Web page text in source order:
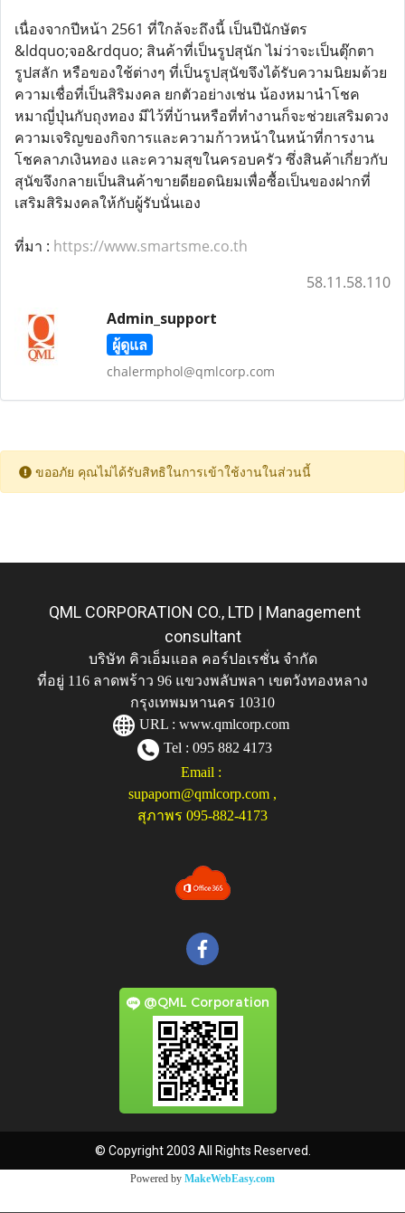
เนื่องจากปีหน้า 2561 ที่ใกล้จะถึงนี้ เป็นปีนักษัตร
&ldquo;จอ&rdquo; สินค้าที่เป็นรูปสุนัก ไม่ว่าจะเป็นตุ๊กตา
รูปสลัก หรือของใช้ต่างๆ ที่เป็นรูปสุนัขจึงได้รับความนิยมด้วย
ความเชื่อที่เป็นสิริมงคล ยกตัวอย่างเช่น น้องหมานำโชค
หมาญี่ปุ่นกับถุงทอง มีไว้ที่บ้านหรือที่ทำงานก็จะช่วยเสริมดวง
ความเจริญของกิจการและความก้าวหน้าในหน้าที่การงาน
โชคลาภเงินทอง และความสุขในครอบครัว ซึ่งสินค้าเกี่ยวกับ
สุนัขจึงกลายเป็นสินค้าขายดียอดนิยมเพื่อซื้อเป็นของฝากที่
เสริมสิริมงคลให้กับผู้รับนั่นเอง
ที่มา : https://www.smartsme.co.th
58.11.58.110
Admin_support
ผู้ดูแล
chalermphol@qmlcorp.com
ขออภัย คุณไม่ได้รับสิทธิในการเข้าใช้งานในส่วนนี้
QML CORPORATION CO., LTD | Management
consultant
บริษัท คิวเอ็มแอล คอร์ปอเรชั่น จำกัด
ที่อยู่ 116 ลาดพร้าว 96 แขวงพลับพลา เขตวังทองหลาง
กรุงเทพมหานคร 10310
URL : www.qmlcorp.com
Tel : 095 882 4173
Email :
supaporn@qmlcorp.com ,
สุภาพร 095-882-4173
@QML Corporation
© Copyright 2003 All Rights Reserved.
Powered by MakeWebEasy.com